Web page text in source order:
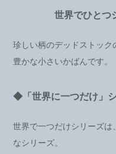
世界でひとつ
珍しい柄のデッドストック
豊かな小さいかばんです。
◆「世界に一つだけ」
世界で一つだけシリーズは
なシリーズ。